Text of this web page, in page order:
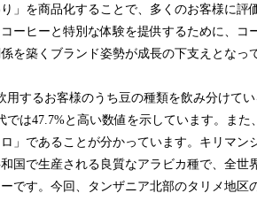
」を商品化することで、多くのお客様に評
ーヒーと特別な体験を提供するために、コ
を築くブランド姿勢が成長の下支えとなっ
するお客様のうち豆の種類を飲み分けてい
では47.7%と高い数値を示しています。また
」であることが分かっています。キリマン
国で生産される良質なアラビカ種で、全世
です。今回、タンザニア北部のタリメ地区